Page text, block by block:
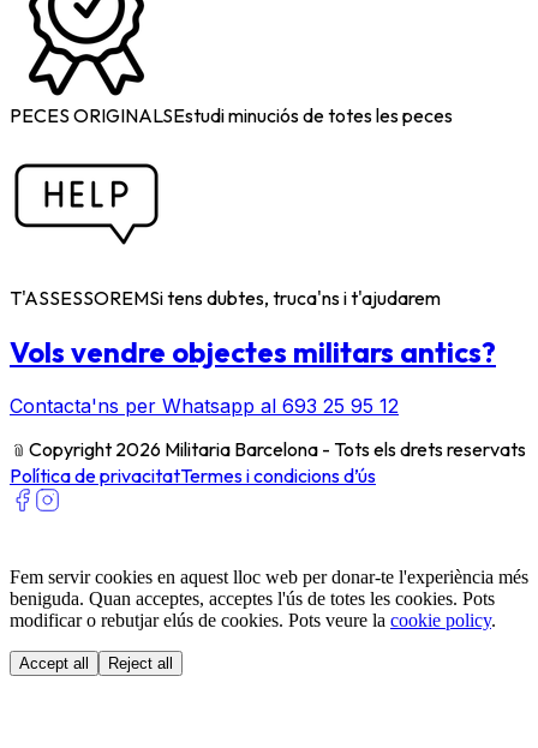
PECES ORIGINALSEstudi minuciós de totes les peces
T'ASSESSOREMSi tens dubtes, truca'ns i t'ajudarem
Vols vendre objectes militars antics?
Contacta'ns per Whatsapp al 693 25 95 12
﹫ Copyright 2026 Militaria Barcelona - Tots els drets reservats
Política de privacitatTermes i condicions d’ús
Fem servir cookies en aquest lloc web per donar-te l'experiència més
beniguda. Quan acceptes, acceptes l'ús de totes les cookies. Pots
modificar o rebutjar elús de cookies. Pots veure la cookie policy.
Accept all Reject all